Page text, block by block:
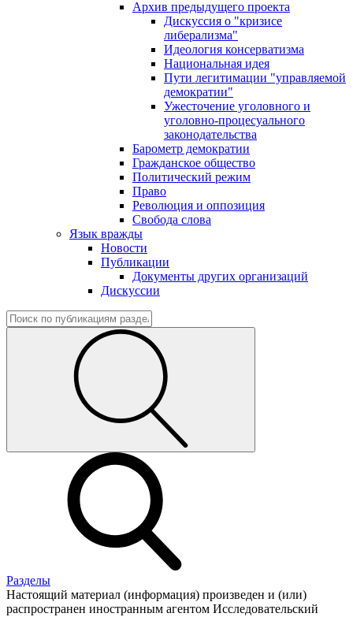
Архив предыдущего проекта
Дискуссия о "кризисе
либерализма"
Идеология консерватизма
Национальная идея
Пути легитимации "управляемой
демократии"
Ужесточение уголовного и
уголовно-процесуального
законодательства
Барометр демократии
Гражданское общество
Политический режим
Право
Революция и оппозиция
Свобода слова
Язык вражды
Новости
Публикации
Документы других организаций
Дискуссии
Разделы
Настоящий материал (информация) произведен и (или)
распространен иностранным агентом Исследовательский